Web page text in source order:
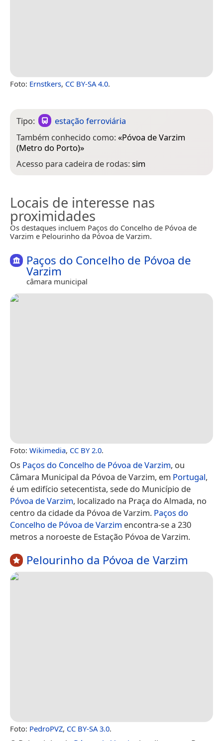
Foto: Ernstkers, CC BY-SA 4.0.
Tipo:
estação ferroviária
Também conhecido como:«Póvoa de Varzim
(Metro do Porto)»
Acesso para cadeira de rodas:sim
Locais de interesse nas
proximidades
Os destaques incluem Paços do Concelho de Póvoa de
Varzim e Pelourinho da Póvoa de Varzim.
Paços do Concelho de Póvoa de
Varzim
câmara municipal
Foto: Wikimedia, CC BY 2.0.
Os Paços do Concelho de Póvoa de Varzim, ou
Câmara Municipal da Póvoa de Varzim, em Portugal,
é um edifício setecentista, sede do Município de
Póvoa de Varzim, localizado na Praça do Almada, no
centro da cidade da Póvoa de Varzim. Paços do
Concelho de Póvoa de Varzim encontra-se a 230
metros a noroeste de Estação Póvoa de Varzim.
Pelourinho da Póvoa de Varzim
Foto: PedroPVZ, CC BY-SA 3.0.